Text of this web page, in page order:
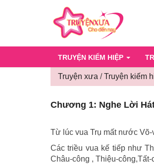
TRUYỆN KIẾM HIỆP
Truyện xưa /Truyện kiếm
Chương 1: Nghe Lời
Từ lúc vua Trụ mất nước
Các triều vua kế tiếp như
Châu-công , Thiệu-